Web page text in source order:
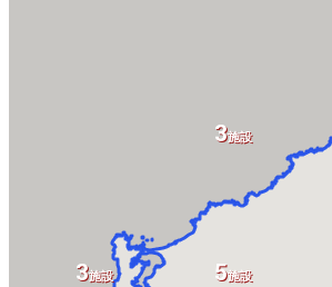
3施設 5施設
3施設